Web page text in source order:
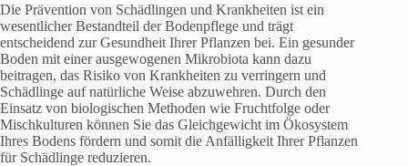
Die Prävention von Schädlingen und Krankheiten ist ein
wesentlicher Bestandteil der Bodenpflege und trägt
entscheidend zur Gesundheit Ihrer Pflanzen bei. Ein gesunder
Boden mit einer ausgewogenen Mikrobiota kann dazu
beitragen, das Risiko von Krankheiten zu verringern und
Schädlinge auf natürliche Weise abzuwehren. Durch den
Einsatz von biologischen Methoden wie Fruchtfolge oder
Mischkulturen können Sie das Gleichgewicht im Ökosystem
Ihres Bodens fördern und somit die Anfälligkeit Ihrer Pflanzen
für Schädlinge reduzieren.